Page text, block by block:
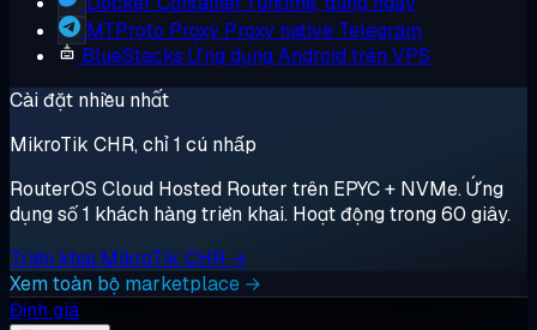
MTProto Proxy Proxy native Telegram
BlueStacks Ứng dụng Android trên VPS
Cài đặt nhiều nhất
MikroTik CHR, chỉ 1 cú nhấp
RouterOS Cloud Hosted Router trên EPYC + NVMe. Ứng
dụng số 1 khách hàng triển khai. Hoạt động trong 60 giây.
Triển khai MikroTik CHR →
Xem toàn bộ marketplace →
Định giá